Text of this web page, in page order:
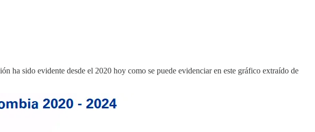
ha sido evidente desde el 2020 hoy como se puede evidenciar en este gráfico extraído de